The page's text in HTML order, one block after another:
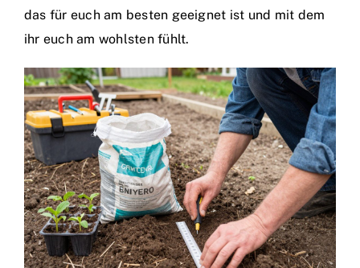
das für euch am besten geeignet ist und mit dem
ihr euch am wohlsten fühlt.